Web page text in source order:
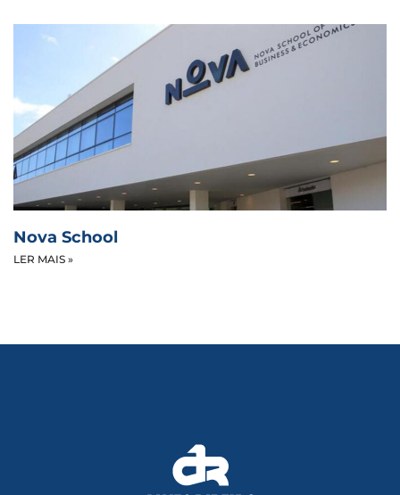
Nova School
LER MAIS »